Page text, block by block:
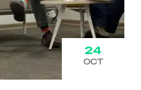
24
OCT